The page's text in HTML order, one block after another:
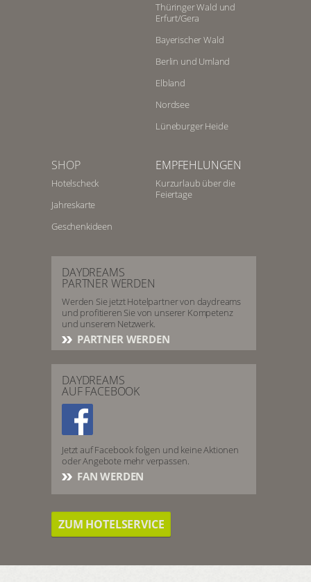
Thüringer Wald und
Erfurt/Gera
Bayerischer Wald
Berlin und Umland
Elbland
Nordsee
Lüneburger Heide
SHOP
Hotelscheck
Jahreskarte
Geschenkideen
EMPFEHLUNGEN
Kurzurlaub über die
Feiertage
DAYDREAMS
PARTNER WERDEN
Werden Sie jetzt Hotelpartner von daydreams
und profitieren Sie von unserer Kompetenz
und unserem Netzwerk.
PARTNER WERDEN
DAYDREAMS
AUF FACEBOOK
Jetzt auf Facebook folgen und keine Aktionen
oder Angebote mehr verpassen.
FAN WERDEN
ZUM HOTELSERVICE